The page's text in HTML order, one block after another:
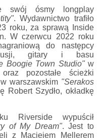
swój ósmy longplay
. Wydawnictwo trafiło
roku, za sprawą Inside
W czerwcu 2022 roku
do następcy
gitary i basu
Boogie Town Studio" w
pozostałe ścieżki
warszawskim "Serakos
Robert Szydło, okładkę
Riverside wypuścił
of My Dream". Jest to
z Maciejem Mellerem